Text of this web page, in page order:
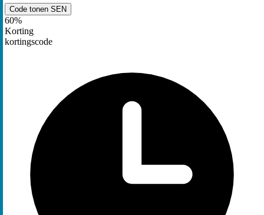
Code tonen SEN
60%
Korting
kortingscode